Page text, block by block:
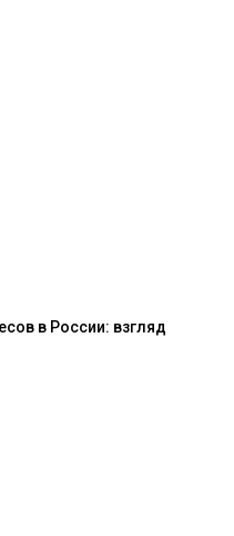
в России: взгляд